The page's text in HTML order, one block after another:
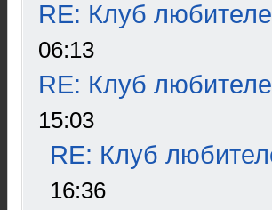
RE: Клуб
06:13
RE: Клуб
15:03
RE: Клуб
16:36